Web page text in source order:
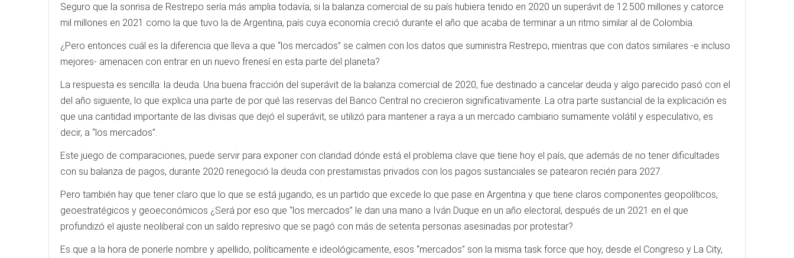
Seguro que la sonrisa de Restrepo sería más amplia todavía, si la balanza comercial de su país hubiera tenido en 2020 un superávit de 12.500 millones y catorce
mil millones en 2021 como la que tuvo la de Argentina, país cuya economía creció durante el año que acaba de terminar a un ritmo similar al de Colombia.
¿Pero entonces cuál es la diferencia que lleva a que “los mercados” se calmen con los datos que suministra Restrepo, mientras que con datos similares -e incluso
mejores- amenacen con entrar en un nuevo frenesí en esta parte del planeta?
La respuesta es sencilla: la deuda. Una buena fracción del superávit de la balanza comercial de 2020, fue destinado a cancelar deuda y algo parecido pasó con el
del año siguiente, lo que explica una parte de por qué las reservas del Banco Central no crecieron significativamente. La otra parte sustancial de la explicación es
que una cantidad importante de las divisas que dejó el superávit, se utilizó para mantener a raya a un mercado cambiario sumamente volátil y especulativo, es
decir, a “los mercados”.
Este juego de comparaciones, puede servir para exponer con claridad dónde está el problema clave que tiene hoy el país, que además de no tener dificultades
con su balanza de pagos, durante 2020 renegoció la deuda con prestamistas privados con los pagos sustanciales se patearon recién para 2027.
Pero también hay que tener claro que lo que se está jugando, es un partido que excede lo que pase en Argentina y que tiene claros componentes geopolíticos,
geoestratégicos y geoeconómicos ¿Será por eso que “los mercados” le dan una mano a Iván Duque en un año electoral, después de un 2021 en el que
profundizó el ajuste neoliberal con un saldo represivo que se pagó con más de setenta personas asesinadas por protestar?
Es que a la hora de ponerle nombre y apellido, políticamente e ideológicamente, esos “mercados” son la misma task force que hoy, desde el Congreso y La City,